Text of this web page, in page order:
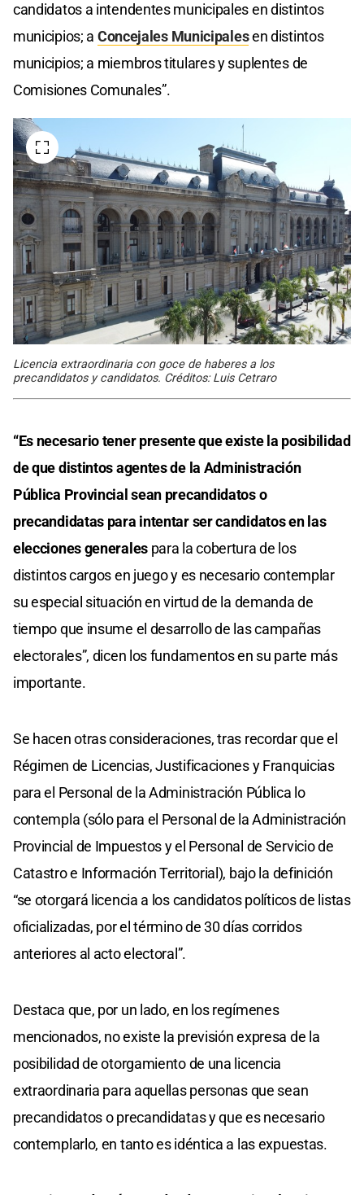
candidatos a intendentes municipales en distintos
municipios; a Concejales Municipalesen distintos
municipios; a miembros titulares y suplentes de
Comisiones Comunales”.
Licencia extraordinaria con goce de haberes a los
precandidatos y candidatos. Créditos: Luis Cetraro
“Es necesario tener presente que existe la posibilidad
de que distintos agentes de la Administración
Pública Provincial sean precandidatos o
precandidatas para intentar ser candidatos en las
elecciones generales para la cobertura de los
distintos cargos en juego y es necesario contemplar
su especial situación en virtud de la demanda de
tiempo que insume el desarrollo de las campañas
electorales”, dicen los fundamentos en su parte más
importante.
Se hacen otras consideraciones, tras recordar que el
Régimen de Licencias, Justificaciones y Franquicias
para el Personal de la Administración Pública lo
contempla (sólo para el Personal de la Administración
Provincial de Impuestos y el Personal de Servicio de
Catastro e Información Territorial), bajo la definición
“se otorgará licencia a los candidatos políticos de listas
oficializadas, por el término de 30 días corridos
anteriores al acto electoral”.
Destaca que, por un lado, en los regímenes
mencionados, no existe la previsión expresa de la
posibilidad de otorgamiento de una licencia
extraordinaria para aquellas personas que sean
precandidatos o precandidatas y que es necesario
contemplarlo, en tanto es idéntica a las expuestas.